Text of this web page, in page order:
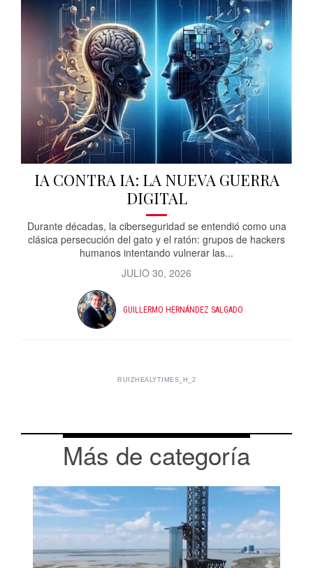
IA CONTRA IA: LA NUEVA GUERRA
DIGITAL
Durante décadas, la ciberseguridad se entendió como una
clásica persecución del gato y el ratón: grupos de hackers
humanos intentando vulnerar las...
JULIO 30, 2026
GUILLERMO HERNÁNDEZ SALGADO
RUIZHEALYTIMES_H_2
Más de categoría